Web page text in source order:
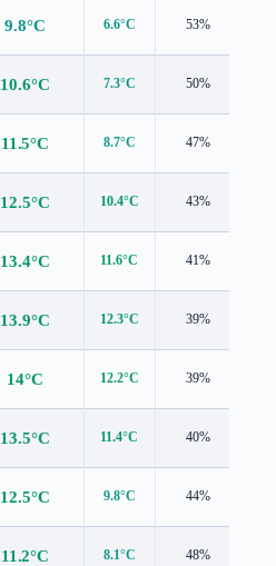
9.8°C 6.6°C 53%
10.6°C 7.3°C 50%
11.5°C 8.7°C 47%
12.5°C 10.4°C 43%
13.4°C 11.6°C 41%
13.9°C 12.3°C 39%
14°C 12.2°C 39%
13.5°C 11.4°C 40%
12.5°C 9.8°C 44%
11.2°C 8.1°C 48%